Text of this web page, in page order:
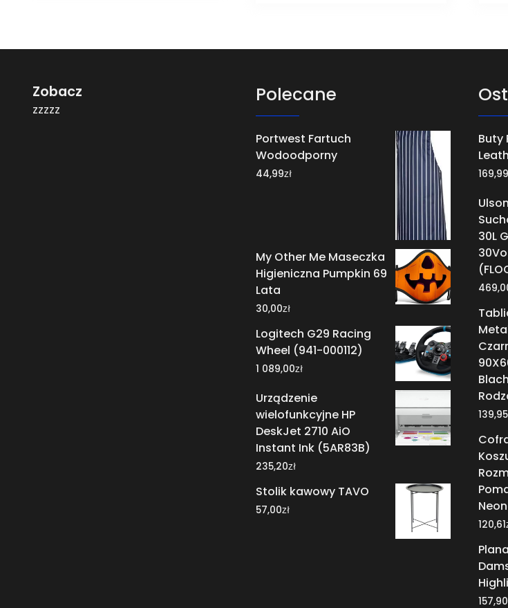
Zobacz
zzzzz
Polecane
Portwest Fartuch
Wodoodporny
44,99zł
My Other Me Maseczka
Higieniczna Pumpkin 69
Lata
30,00zł
Logitech G29 Racing
Wheel (941-000112)
1 089,00zł
Urządzenie
wielofunkcyjne HP
DeskJet 2710 AiO
Instant Ink (5AR83B)
235,20zł
Stolik kawowy TAVO
57,00zł
Buty
169,99
30L
139,95
120,61
157,90